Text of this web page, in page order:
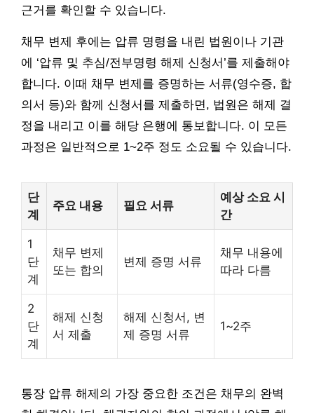
근거를 확인할 수 있습니다.
채무 변제 후에는 압류 명령을 내린 법원이나 기관
에 ‘압류 및 추심/전부명령 해제 신청서’를 제출해야
합니다. 이때 채무 변제를 증명하는 서류(영수증, 합
의서 등)와 함께 신청서를 제출하면, 법원은 해제 결
정을 내리고 이를 해당 은행에 통보합니다. 이 모든
과정은 일반적으로 1~2주 정도 소요될 수 있습니다.
단
계
주요 내용 필요 서류
예상 소요 시
간
1
단
계
채무 변제
또는 합의
변제 증명 서류
채무 내용에
따라 다름
2
단
계
해제 신청
서 제출
해제 신청서, 변
제 증명 서류
1~2주
통장 압류 해제의 가장 중요한 조건은 채무의 완벽